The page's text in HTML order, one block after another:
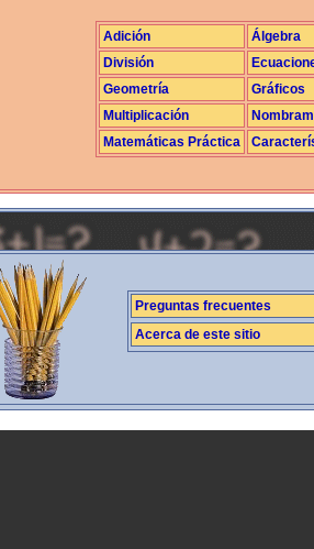
Adición
Álgebra
División
Geometría
Gráficos
Multiplicación
Matemáticas Práctica
Preguntas frecuentes
Acerca de este sitio